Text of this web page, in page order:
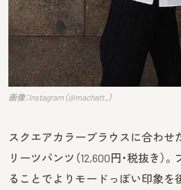
画像：Instagram（@machatt_）
スクエアカラーブラウスに合わせ
リーツパンツ（12,600円・税抜き）
ることでよりモードっぽい印象を